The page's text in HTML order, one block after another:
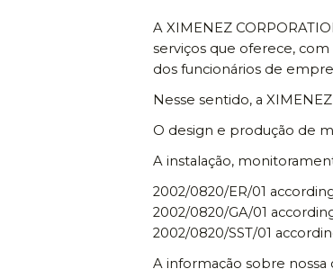
A XIMENEZ
serviços que oferece,
dos funcionários de
Nesse sentido, a
O design e produção de
A instalação,
2002/0820/ER/01
2002/0820/GA/01
2002/0820/SST/01
A informação sobre